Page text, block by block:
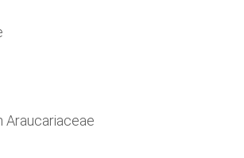
Araucariaceae